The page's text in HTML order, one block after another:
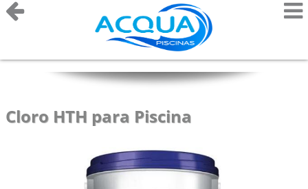
Cloro HTH para Piscina